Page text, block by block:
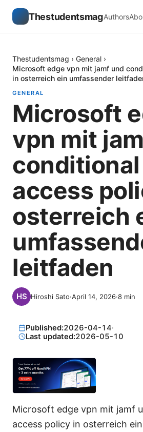
ThestudentsmagAuthors
Thestudentsmag › General ›
Microsoft edge vpn mit jamf und
in osterreich ein umfassender
GENERAL
Microsoft
vpn mit
conditional
access
osterreich
leitfaden
Hiroshi Sato·April 14, 2026·8 min
Published:2026-04-14·
Last updated:2026-05-10
Microsoft edge vpn mit jamf
access policy in osterreich